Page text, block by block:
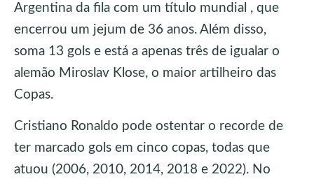
Argentina da fila com um título mundial , que
encerrou um jejum de 36 anos. Além disso,
soma 13 gols e está a apenas três de igualar o
alemão Miroslav Klose, o maior artilheiro das
Copas.
Cristiano Ronaldo pode ostentar o recorde de
ter marcado gols em cinco copas, todas que
atuou (2006, 2010, 2014, 2018 e 2022). No